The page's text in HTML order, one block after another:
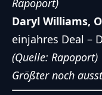
Daryl Williams,
einjahres Deal –
(Quelle: Rapoport)
Größter noch